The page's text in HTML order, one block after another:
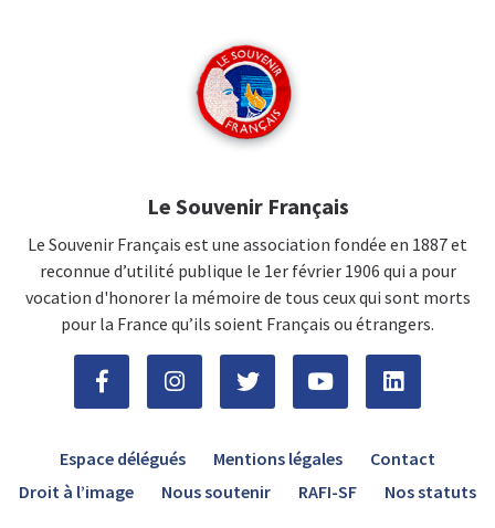
Le Souvenir Français
Le Souvenir Français est une association fondée en 1887 et
reconnue d’utilité publique le 1er février 1906 qui a pour
vocation d'honorer la mémoire de tous ceux qui sont morts
pour la France qu’ils soient Français ou étrangers.
Espace délégués Mentions légales
Contact
Droit à l’image
Nous soutenir RAFI-SF Nos statuts